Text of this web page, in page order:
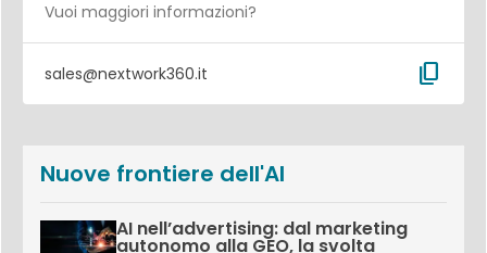
Vuoi maggiori informazioni?
sales@nextwork360.it content_copy
Nuove frontiere dell'AI
AI nell’advertising: dal marketing
autonomo alla GEO, la svolta